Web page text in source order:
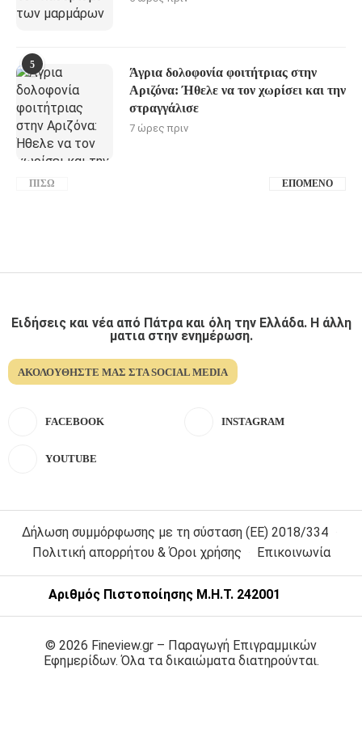
5
Άγρια δολοφονία φοιτήτριας στην
Αριζόνα: Ήθελε να τον χωρίσει και την
στραγγάλισε
7 ώρες πριν
ΠΊΣΩ ΕΠΌΜΕΝΟ
Ειδήσεις και νέα από Πάτρα και όλη την Ελλάδα. Η άλλη
ματια στην ενημέρωση.
ΑΚΟΛΟΥΘΉΣΤΕ ΜΑΣ ΣΤΑ SOCIAL MEDIA
FACEBOOK INSTAGRAM
YOUTUBE
Δήλωση συμμόρφωσης με τη σύσταση (ΕΕ) 2018/334
Πολιτική απορρήτου & Όροι χρήσης
Επικοινωνία
Αριθμός Πιστοποίησης Μ.Η.Τ. 242001
© 2026 Fineview.gr – Παραγωγή Επιγραμμικών
Εφημερίδων. Όλα τα δικαιώματα διατηρούνται.